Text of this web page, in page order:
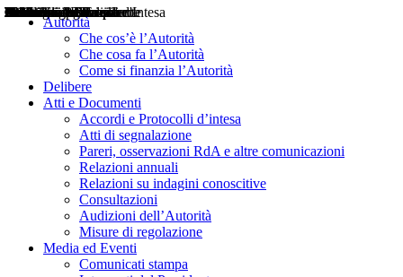
Autorità
Che cos’è l’Autorità
Che cosa fa l’Autorità
Come si finanzia l’Autorità
Delibere
Atti e Documenti
Accordi e Protocolli d’intesa
Atti di segnalazione
Pareri, osservazioni RdA e altre comunicazioni
Relazioni annuali
Relazioni su indagini conoscitive
Consultazioni
Audizioni dell’Autorità
Misure di regolazione
Media ed Eventi
Comunicati stampa
Delibere
Pareri
Consultazioni
Audizioni
Atti di Segnalazione
Accordi e Protocolli d'Intesa
Relazioni annuali
Misure di regolazione
Notizie
Comunicati Stampa
Bollettini ART
Convegni ART
Interviste del Presidente
Articoli in primo piano
Interventi del Presidente
2004
2005
2010
2013
2014
2015
2016
2017
2018
2019
202
2020
2021
2022
2023
2024
2025
2026
Aereo
Marittimo
Terrestre